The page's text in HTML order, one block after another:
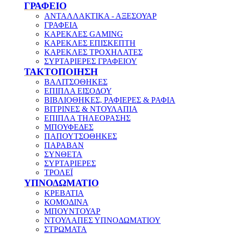
ΓΡΑΦΕΙΟ
ΑΝΤΑΛΛΑΚΤΙΚΑ - ΑΞΕΣΟΥΑΡ
ΓΡΑΦΕΙΑ
ΚΑΡΕΚΛΕΣ GAMING
ΚΑΡΕΚΛΕΣ ΕΠΙΣΚΕΠΤΗ
ΚΑΡΕΚΛΕΣ ΤΡΟΧΗΛΑΤΕΣ
ΣΥΡΤΑΡΙΕΡΕΣ ΓΡΑΦΕΙΟΥ
ΤΑΚΤΟΠΟΙΗΣΗ
ΒΑΛΙΤΣΟΘΗΚΕΣ
ΕΠΙΠΛΑ ΕΙΣΟΔΟΥ
ΒΙΒΛΙΟΘΗΚΕΣ, ΡΑΦΙΕΡΕΣ & ΡΑΦΙΑ
ΒΙΤΡΙΝΕΣ & ΝΤΟΥΛΑΠΙΑ
ΕΠΙΠΛΑ ΤΗΛΕΟΡΑΣΗΣ
ΜΠΟΥΦΕΔΕΣ
ΠΑΠΟΥΤΣΟΘΗΚΕΣ
ΠΑΡΑΒΑΝ
ΣΥΝΘΕΤΑ
ΣΥΡΤΑΡΙΕΡΕΣ
ΤΡΟΛΕΪ
ΥΠΝΟΔΩΜΑΤΙΟ
ΚΡΕΒΑΤΙΑ
ΚΟΜΟΔΙΝΑ
ΜΠΟΥΝΤΟΥΑΡ
ΝΤΟΥΛΑΠΕΣ ΥΠΝΟΔΩΜΑΤΙΟΥ
ΣΤΡΩΜΑΤΑ